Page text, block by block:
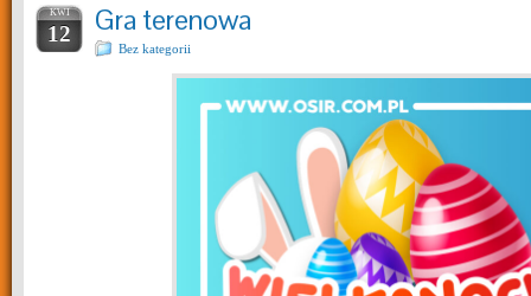
KWI
12 Gra terenowa
Bez kategorii